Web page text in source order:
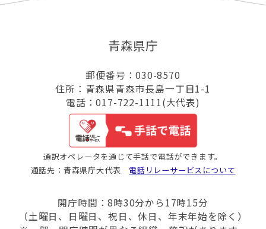
青森県庁
郵便番号：030-8570
住所：青森県青森市長島一丁目1-1
電話：017-722-1111(大代表)
通訳オペレータを通じて手話で電話ができます。
通話先：青森県庁大代表 電話リレーサービスについて
開庁時間：8時30分から17時15分
（土曜日、日曜日、祝日、休日、年末年始を除く）